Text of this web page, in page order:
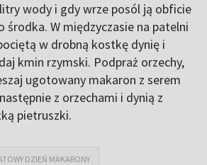
wody i gdy wrze posól ją obficie
środka. W międzyczasie na patelni
w drobną kostkę dynię i
kmin rzymski. Podpraż orzechy,
ugotowany makaron z serem
z orzechami i dynią z
pietruszki.
DZIEŃ MAKARONY